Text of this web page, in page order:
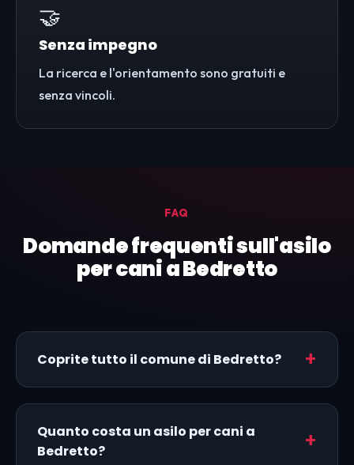
🤝
Senza impegno
La ricerca e l'orientamento sono gratuiti e
senza vincoli.
FAQ
Domande frequenti sull'asilo
per cani a Bedretto
Coprite tutto il comune di Bedretto?
Quanto costa un asilo per cani a
Bedretto?